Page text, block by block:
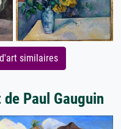
similaires
Paul Gauguin